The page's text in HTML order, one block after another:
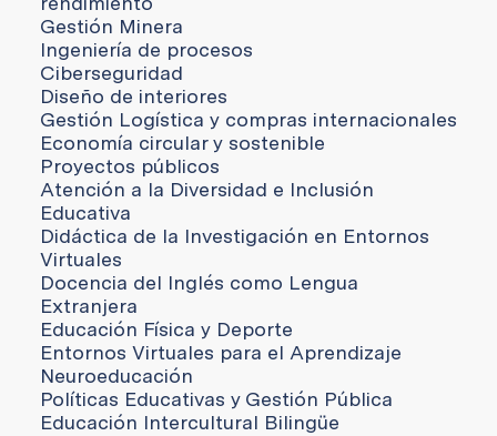
Gestión Minera
Ingeniería de procesos
Ciberseguridad
Diseño de interiores
Gestión Logística y compras internacionales
Economía circular y sostenible
Proyectos públicos
Atención a la Diversidad e Inclusión
Educativa
Didáctica de la Investigación en Entornos
Virtuales
Docencia del Inglés como Lengua
Extranjera
Educación Física y Deporte
Entornos Virtuales para el Aprendizaje
Neuroeducación
Políticas Educativas y Gestión Pública
Educación Intercultural Bilingüe